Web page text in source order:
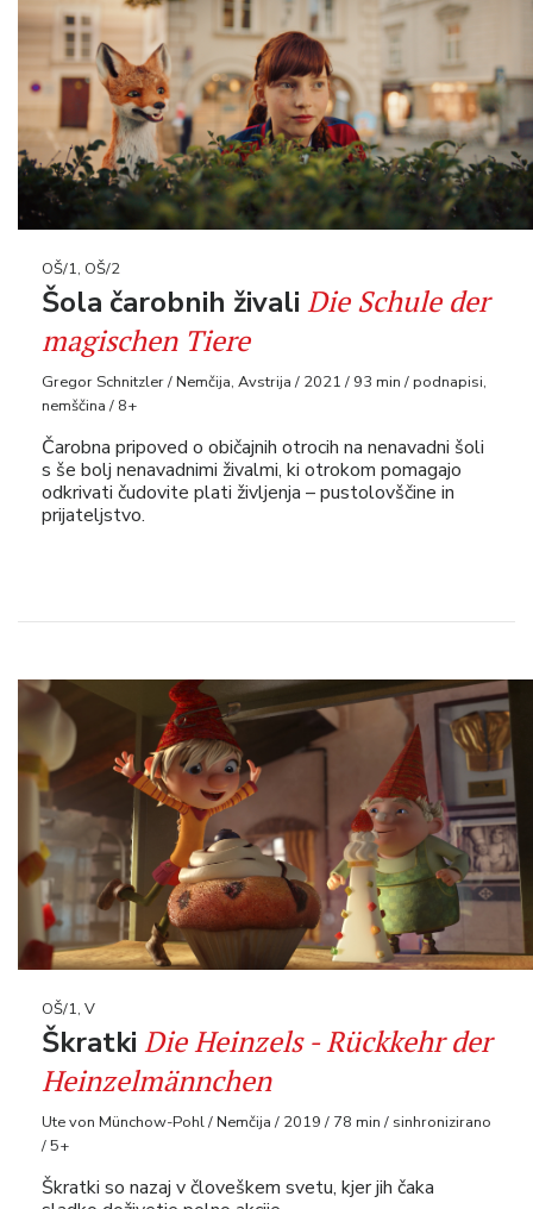
OŠ/1, OŠ/2
Šola čarobnih živali Die Schule der
magischen Tiere
Gregor Schnitzler / Nemčija, Avstrija / 2021 / 93 min / podnapisi,
nemščina / 8+
Čarobna pripoved o običajnih otrocih na nenavadni šoli
s še bolj nenavadnimi živalmi, ki otrokom pomagajo
odkrivati čudovite plati življenja – pustolovščine in
prijateljstvo.
OŠ/1, V
Škratki Die Heinzels - Rückkehr der
Heinzelmännchen
Ute von Münchow-Pohl / Nemčija / 2019 / 78 min / sinhronizirano
/ 5+
Škratki so nazaj v človeškem svetu, kjer jih čaka